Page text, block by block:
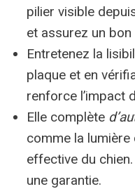
pilier visible
et assurez un
Entretenez la
plaque et en
renforce l’impact
Elle complète
comme la lumière
effective du
une garantie.